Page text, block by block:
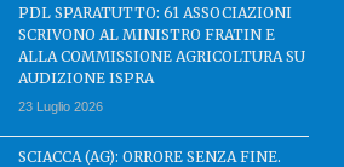
PDL SPARATUTTO: 61 ASSOCIAZIONI
SCRIVONO AL MINISTRO FRATIN E
ALLA COMMISSIONE AGRICOLTURA SU
AUDIZIONE ISPRA
23 Luglio 2026
SCIACCA (AG): ORRORE SENZA FINE.